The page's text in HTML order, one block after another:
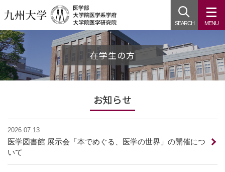
SEARCH
在学生の方
お知らせ
2026.07.13
医学図書館 展示会「本でめぐる、医学の世界」の開催につ
いて
MENU